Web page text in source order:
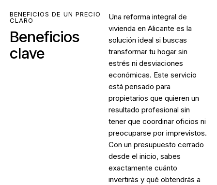
BENEFICIOS DE UN PRECIO
CLARO
Beneficios
clave
Una reforma integral de
vivienda en Alicante es la
solución ideal si buscas
transformar tu hogar sin
estrés ni desviaciones
económicas. Este servicio
está pensado para
propietarios que quieren un
resultado profesional sin
tener que coordinar oficios ni
preocuparse por imprevistos.
Con un presupuesto cerrado
desde el inicio, sabes
exactamente cuánto
invertirás y qué obtendrás a